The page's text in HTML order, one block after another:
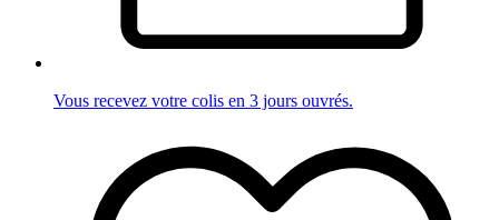
Vous recevez votre colis en 3 jours ouvrés.